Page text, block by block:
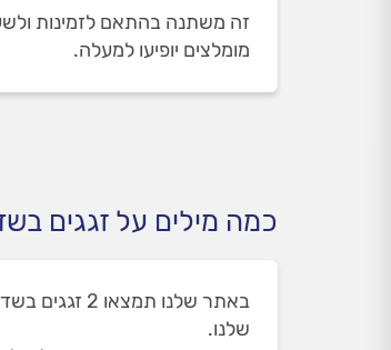
זה משתנה בהתאם לזמינות
מומלצים יופיעו למעלה.
כמה מילים על זגגים
שלנו.